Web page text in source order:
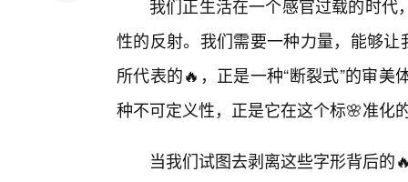
我们正生活在一个感官过载的时
性的反射。我们需要一种力量，能够
所代表的🔥，正是一种“断裂式”的审
种不可定义性，正是它在这个标🌸准化
当我们试图去剥离这些字形背后的